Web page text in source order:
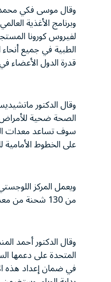
وقال موسى فكي محمد،
وبرنامج الأغذية
الطبية في جميع
قدرة الدول الأعضاء
وقال الدكتور
الصحة ضحية للأمراض
سوف تساعد معدات
على الخطوط الأمامية
ويعمل المركز
من 130 شحنة من معدات الوقاية الشخصية ومستلزمات المختبرات إلى 95 بلداً في جميع مناطق المنظمة الستة.
وقال الدكتور أحمد
المتحدة على دعمها
في ضمان إعداد هذه